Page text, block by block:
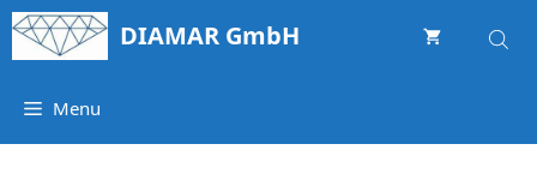
Springe
zum
DIAMAR GmbH
Menu